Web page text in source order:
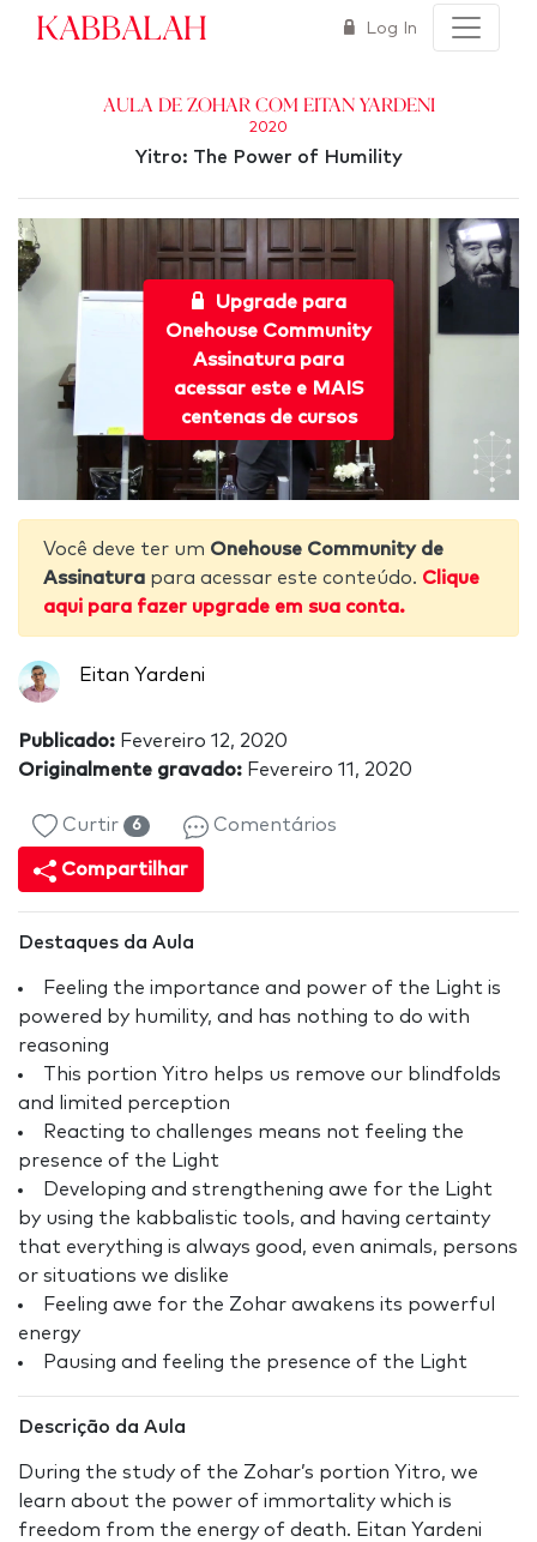
Kabbalah Log In
Aula de Zohar com Eitan Yardeni
2020
Yitro: The Power of Humility
Upgrade para
Onehouse Community
Assinatura para
acessar este e MAIS
centenas de cursos
Você deve ter um Onehouse Community de
Assinatura para acessar este conteúdo. Clique
aqui para fazer upgrade em sua conta.
Eitan Yardeni
Publicado: Fevereiro 12, 2020
Originalmente gravado: Fevereiro 11, 2020
Curtir 6 Comentários
Compartilhar
Destaques da Aula
Feeling the importance and power of the Light is
powered by humility, and has nothing to do with
reasoning
This portion Yitro helps us remove our blindfolds
and limited perception
Reacting to challenges means not feeling the
presence of the Light
Developing and strengthening awe for the Light
by using the kabbalistic tools, and having certainty
that everything is always good, even animals, persons
or situations we dislike
Feeling awe for the Zohar awakens its powerful
energy
Pausing and feeling the presence of the Light
Descrição da Aula
During the study of the Zohar’s portion Yitro, we
learn about the power of immortality which is
freedom from the energy of death. Eitan Yardeni